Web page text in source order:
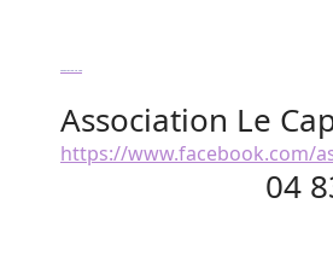
Association Le
https://www.facebook.com/
Association Le Cap
04